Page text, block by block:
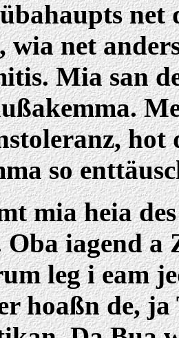
net
Mia san
hot
so
mia heia
Oba iagend
leg i eam
hoaßn de, ja